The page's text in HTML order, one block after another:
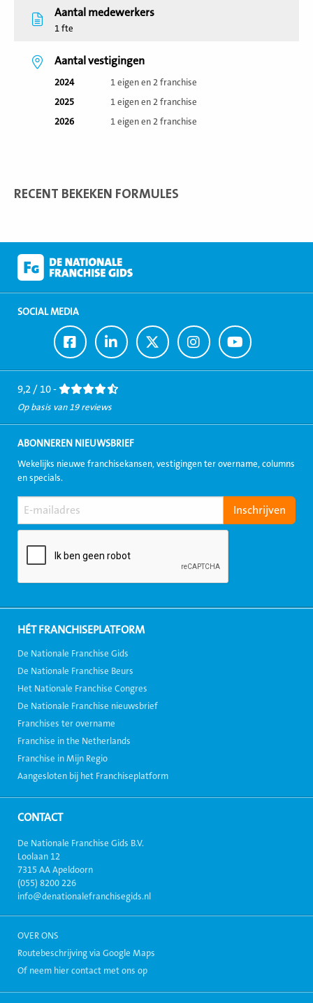
Aantal medewerkers
1 fte
Aantal vestigingen
2024
1 eigen en 2 franchise
2025
1 eigen en 2 franchise
2026
1 eigen en 2 franchise
RECENT BEKEKEN FORMULES
SOCIAL MEDIA
Ga
naar
Facebook
Ga
naar
LinkedIn
Ga
naar
Twitter
Ga
naar
Instagram
Ga
naar
Youtube
9,2 / 10 -
Op basis van 19 reviews
ABONNEREN NIEUWSBRIEF
Wekelijks nieuwe franchisekansen, vestigingen ter overname, columns
en specials.
HÉT FRANCHISEPLATFORM
De Nationale Franchise Gids
De Nationale Franchise Beurs
Het Nationale Franchise Congres
De Nationale Franchise nieuwsbrief
Franchises ter overname
Franchise in the Netherlands
Franchise in Mijn Regio
Aangesloten bij het Franchiseplatform
CONTACT
De Nationale Franchise Gids B.V.
Loolaan 12
7315 AA Apeldoorn
(055) 8200 226
info@denationalefranchisegids.nl
OVER ONS
Routebeschrijving via Google Maps
Of neem hier contact met ons op